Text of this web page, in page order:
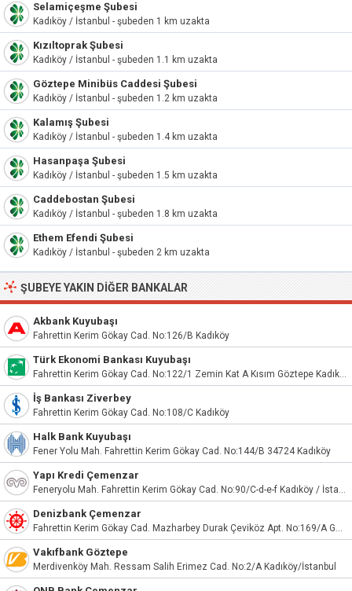
Selamiçeşme Şubesi
Kadıköy / İstanbul - şubeden 1 km uzakta
Kızıltoprak Şubesi
Kadıköy / İstanbul - şubeden 1.1 km uzakta
Göztepe Minibüs Caddesi Şubesi
Kadıköy / İstanbul - şubeden 1.2 km uzakta
Kalamış Şubesi
Kadıköy / İstanbul - şubeden 1.4 km uzakta
Hasanpaşa Şubesi
Kadıköy / İstanbul - şubeden 1.5 km uzakta
Caddebostan Şubesi
Kadıköy / İstanbul - şubeden 1.8 km uzakta
Ethem Efendi Şubesi
Kadıköy / İstanbul - şubeden 2 km uzakta
ŞUBEYE YAKIN DIĞER BANKALAR
Akbank Kuyubaşı
Fahrettin Kerim Gökay Cad. No:126/B Kadıköy
Türk Ekonomi Bankası Kuyubaşı
Fahrettin Kerim Gökay Cad. No:122/1 Zemin Kat A Kısım Göztepe Kadıköy/İstanbul
İş Bankası Ziverbey
Fahrettin Kerim Gökay Cad. No:108/C Kadıköy
Halk Bank Kuyubaşı
Fener Yolu Mah. Fahrettin Kerim Gökay Cad. No:144/B 34724 Kadıköy
Yapı Kredi Çemenzar
Feneryolu Mah. Fahrettin Kerim Gökay Cad. No:90/C-d-e-f Kadıköy / İstanbul
Denizbank Çemenzar
Fahrettin Kerim Gökay Cad. Mazharbey Durak Çeviköz Apt. No:169/A Göztepe Kadıköy
Vakıfbank Göztepe
Merdivenköy Mah. Ressam Salih Erimez Cad. No:2/A Kadıköy/İstanbul